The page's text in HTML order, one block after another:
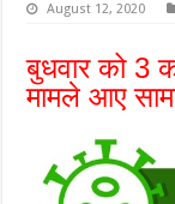
August 12, 2020
बुधवार को 3
मामले आए